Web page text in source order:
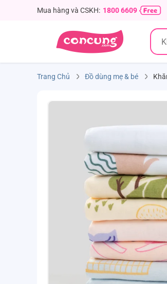
Mua hàng và CSKH: 1800 6609
Trang Chủ Đồ dùng mẹ & bé